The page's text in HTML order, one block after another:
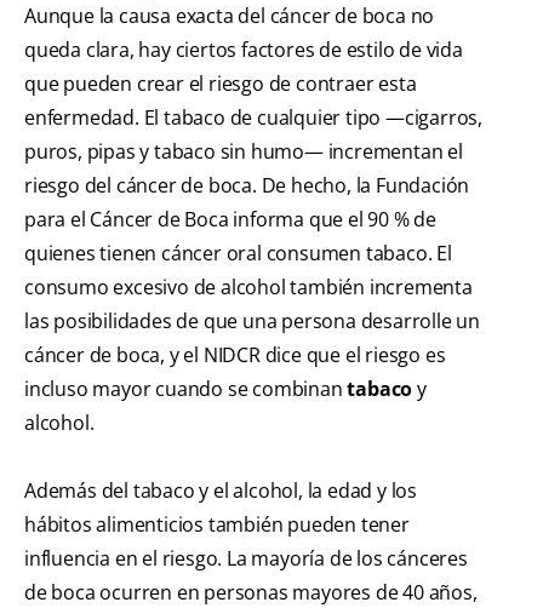
Aunque la causa exacta del cáncer de boca no
queda clara, hay ciertos factores de estilo de vida
que pueden crear el riesgo de contraer esta
enfermedad. El tabaco de cualquier tipo —cigarros,
puros, pipas y tabaco sin humo— incrementan el
riesgo del cáncer de boca. De hecho, la Fundación
para el Cáncer de Boca informa que el 90 % de
quienes tienen cáncer oral consumen tabaco. El
consumo excesivo de alcohol también incrementa
las posibilidades de que una persona desarrolle un
cáncer de boca, y el NIDCR dice que el riesgo es
incluso mayor cuando se combinantabacoy
alcohol.
Además del tabaco y el alcohol, la edad y los
hábitos alimenticios también pueden tener
influencia en el riesgo. La mayoría de los cánceres
de boca ocurren en personas mayores de 40 años,